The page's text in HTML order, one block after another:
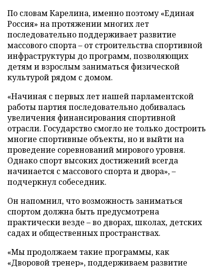
По словам Карелина, именно поэтому «Единая
Россия» на протяжении многих лет
последовательно поддерживает развитие
массового спорта – от строительства спортивной
инфраструктуры до программ, позволяющих
детям и взрослым заниматься физической
культурой рядом с домом.
«Начиная с первых лет нашей парламентской
работы партия последовательно добивалась
увеличения финансирования спортивной
отрасли. Государство смогло не только достроить
многие спортивные объекты, но и выйти на
проведение соревнований мирового уровня.
Однако спорт высоких достижений всегда
начинается с массового спорта и двора», –
подчеркнул собеседник.
Он напомнил, что возможность заниматься
спортом должна быть предусмотрена
практически везде – во дворах, школах, детских
садах и общественных пространствах.
«Мы продолжаем такие программы, как
«Дворовой тренер», поддерживаем развитие